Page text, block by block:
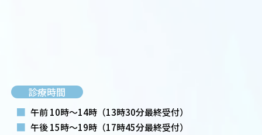
診療時間
■ 午前 10時～14時 （13時30分最終受付）
■ 午後 15時～19時 （17時45分最終受付）